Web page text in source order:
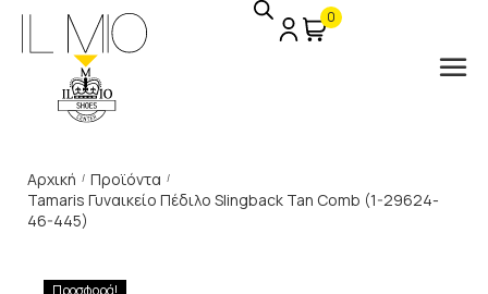
0
Αρχική / Προϊόντα /
Tamaris Γυναικείο Πέδιλο Slingback Tan Comb (1-29624-
46-445)
Προσφορά!